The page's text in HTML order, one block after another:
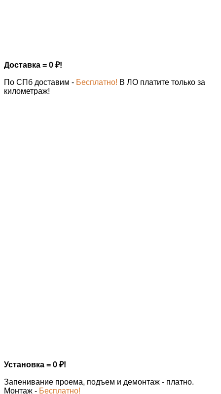
Доставка = 0 ₽!
По СПб доставим - Бесплатно! В ЛО платите только за
километраж!
Установка = 0 ₽!
Запенивание проема, подъем и демонтаж - платно.
Монтаж - Бесплатно!